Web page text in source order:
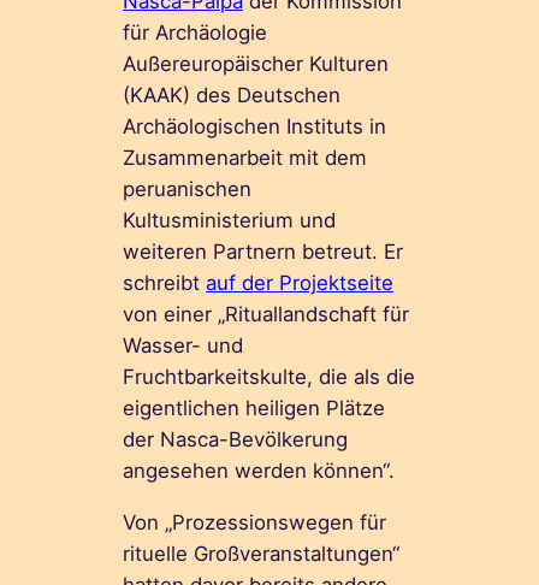
für Archäologie
Außereuropäischer Kulturen
(KAAK) des Deutschen
Archäologischen Instituts in
Zusammenarbeit mit dem
peruanischen
Kultusministerium und
weiteren Partnern betreut. Er
schreibtauf der Projektseite
von einer „Rituallandschaft für
Wasser- und
Fruchtbarkeitskulte, die als die
eigentlichen heiligen Plätze
der Nasca-Bevölkerung
angesehen werden können“.
Von „Prozessionswegen für
rituelle Großveranstaltungen“